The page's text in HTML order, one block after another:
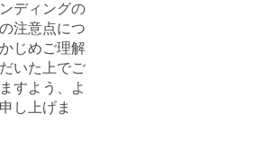
ディングの
注意点につ
じめご理解
いた上でご
すよう、よ
し上げま